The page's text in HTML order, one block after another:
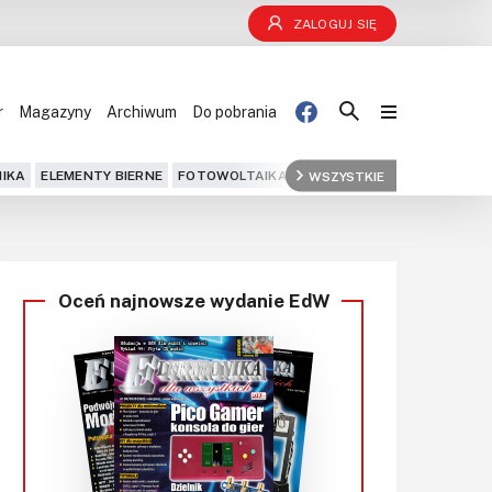
ZALOGUJ SIĘ
Magazyny Archiwum Do pobrania
ELEMENTY BIERNE FOTOWOLTAIKA FPGA GPS
WSZYSTKIE
Blog
DIY+
Czytelnia
Dla Ciebie
Oceń najnowsze wydanie EdW